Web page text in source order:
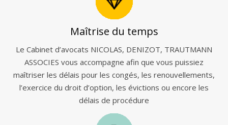
Maîtrise du temps
Le Cabinet d’avocats NICOLAS, DENIZOT, TRAUTMANN
ASSOCIES vous accompagne afin que vous puissiez
maîtriser les délais pour les congés, les renouvellements,
l’exercice du droit d’option, les évictions ou encore les
délais de procédure